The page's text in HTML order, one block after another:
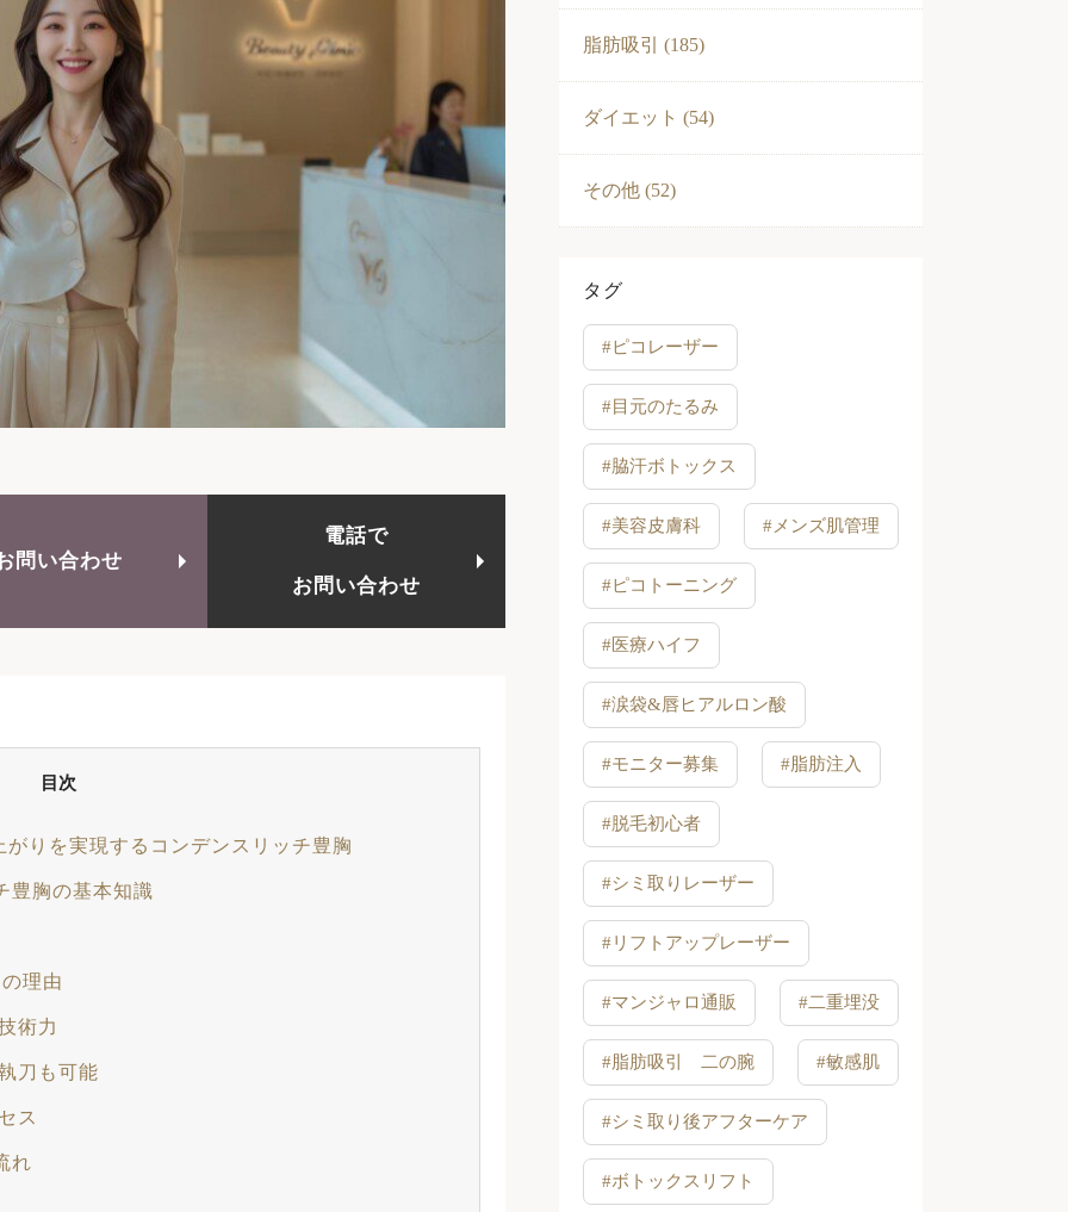
問い合わせ
電話で
お問い合わせ
目次
りを実現するコンデンスリッチ豊胸
豊胸の基本知識
理由
術力
刀も可能
ス
れ
脂肪吸引 (185)
ダイエット (54)
その他 (52)
タグ
#ピコレーザー
#目元のたるみ
#脇汗ボトックス
#美容皮膚科 #メンズ肌管理
#ピコトーニング
#医療ハイフ
#涙袋&唇ヒアルロン酸
#モニター募集 #脂肪注入
#脱毛初心者
#シミ取りレーザー
#リフトアップレーザー
#マンジャロ通販 #二重埋没
#脂肪吸引 二の腕 #敏感肌
#シミ取り後アフターケア
#ボトックスリフト